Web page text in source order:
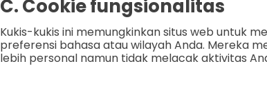
C. Cookie fungsionalitas
Kukis-kukis ini memungkinkan situs web untuk
preferensi bahasa atau wilayah Anda. Mereka
lebih personal namun tidak melacak aktivitas